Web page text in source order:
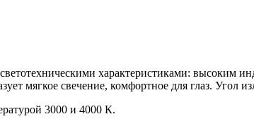
характеристиками: высоким
мягкое свечение, комфортное для глаз. Угол
3000 и 4000 К.